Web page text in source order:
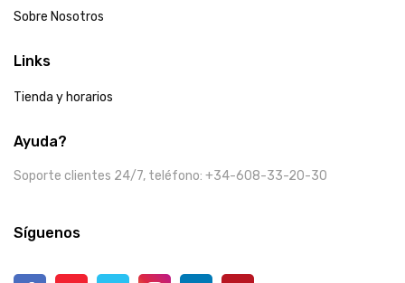
Sobre Nosotros
Links
Tienda y horarios
Ayuda?
Soporte clientes 24/7, teléfono: +34-608-33-20-30
Síguenos